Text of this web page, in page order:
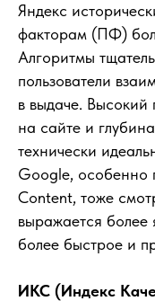
Яндекс
факторам (ПФ)
Алгоритмы
пользователи
в выдаче. Высокий
на сайте и
технически
Google, особенно
Content, тоже
выражается более
более быстрое и
ИКС (Индекс